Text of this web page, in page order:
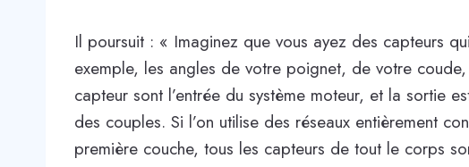
Il poursuit : « Imaginez que vous ayez des capteurs
exemple, les angles de votre poignet, de votre
capteur sont l’entrée du système moteur, et la sortie
des couples. Si l’on utilise des réseaux entièrement
première couche, tous les capteurs de tout le corps